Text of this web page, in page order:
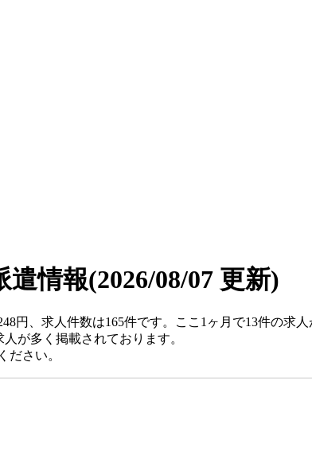
遣情報(2026/08/07 更新)
円、求人件数は165件です。ここ1ヶ月で13件の求人
が多く掲載されております。
ださい。